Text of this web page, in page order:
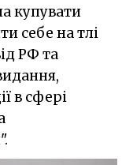
купувати
себе на тлі
РФ та
в сфері